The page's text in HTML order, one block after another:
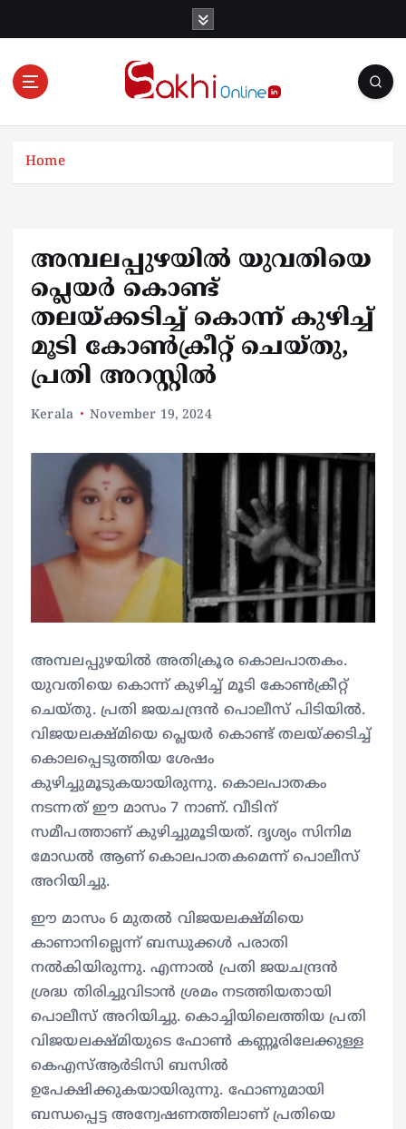
Online News Portal
Home
അമ്പലപ്പുഴയില്‍ യുവതിയെ
പ്ലെയർ കൊണ്ട്
തലയ്ക്കടിച്ച് കൊന്ന് കുഴിച്ച്
മൂടി കോണ്‍ക്രീറ്റ് ചെയ്തു,
പ്രതി അറസ്റ്റിൽ
Kerala November 19, 2024
അമ്പലപ്പുഴയില്‍ അതിക്രൂര കൊലപാതകം.
യുവതിയെ കൊന്ന് കുഴിച്ച് മൂടി കോണ്‍ക്രീറ്റ്
ചെയ്തു. പ്രതി ജയചന്ദ്രന്‍ പൊലീസ് പിടിയില്‍.
വിജയലക്ഷ്മിയെ പ്ലെയർ കൊണ്ട് തലയ്ക്കടിച്ച്
കൊലപ്പെടുത്തിയ ശേഷം
കുഴിച്ചുമൂടുകയായിരുന്നു. കൊലപാതകം
നടന്നത് ഈ മാസം 7 നാണ്. വീടിന്
സമീപത്താണ് കുഴിച്ചുമൂടിയത്. ദൃശ്യം സിനിമ
മോഡൽ ആണ് കൊലപാതകമെന്ന് പൊലീസ്
അറിയിച്ചു.
ഈ മാസം 6 മുതൽ വിജയലക്ഷ്മിയെ
കാണാനില്ലെന്ന് ബന്ധുക്കൾ പരാതി
നൽകിയിരുന്നു. എന്നാൽ പ്രതി ജയചന്ദ്രൻ
ശ്രദ്ധ തിരിച്ചുവിടാൻ ശ്രമം നടത്തിയതായി
പൊലീസ് അറിയിച്ചു. കൊച്ചിയിലെത്തിയ പ്രതി
വിജയലക്ഷ്മിയുടെ ഫോൺ കണ്ണൂരിലേക്കുള്ള
കെഎസ്ആർടിസി ബസിൽ
ഉപേക്ഷിക്കുകയായിരുന്നു. ഫോണുമായി
ബന്ധപ്പെട്ട അന്വേഷണത്തിലാണ് പ്രതിയെ